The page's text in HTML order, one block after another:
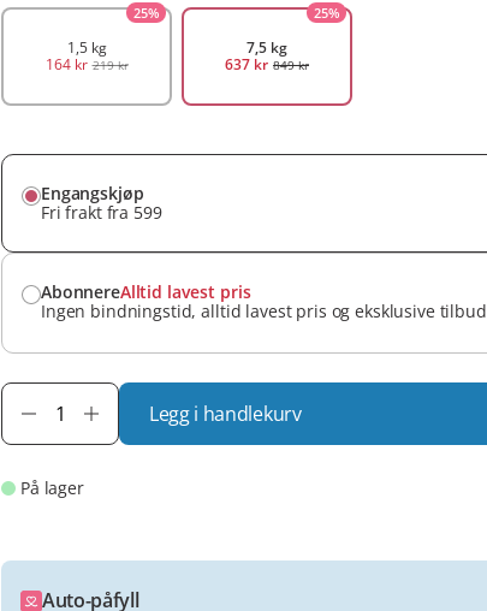
25%
1,5 kg
164 kr 219 kr
25%
7,5 kg
637 kr 849 kr
Engangskjøp
Fri frakt fra 599
AbonnereAlltid lavest pris
Ingen bindningstid, alltid lavest pris og eksklusive tilbud
Legg i handlekurv
På lager
Auto-påfyll